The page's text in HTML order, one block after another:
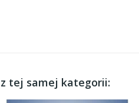
tej samej kategorii: